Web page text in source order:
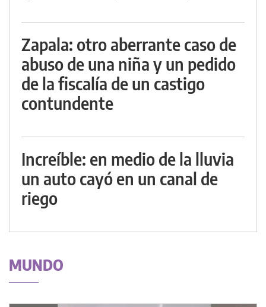
Zapala: otro aberrante caso de
abuso de una niña y un pedido
de la fiscalía de un castigo
contundente
Increíble: en medio de la lluvia
un auto cayó en un canal de
riego
MUNDO